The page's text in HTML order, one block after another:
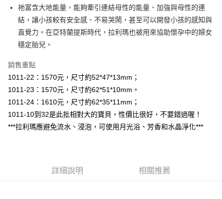
悠遊付
ATM付款
運送方式
全家取貨付款
每筆NT$80，滿NT$3,000(含以上)免運費
賣家宅配幫您送（台灣）
每筆NT$80，滿NT$3,000(含以上)免運費
祂富含大地能量，能夠牽引連結母性的能量、加強與母性的連
結，讓小孩較有安全感、不易哭鬧，甚至可以開發小孩的感知與
直覺力。在亞特蘭提斯時代，拉利瑪也被用來協助懷孕中的婦女
穩定胎兒。
銷售重點
1011-22：1570元，尺寸約52*47*13mm；
1011-23：1570元，尺寸約62*51*10mm。
1011-24：1610元，尺寸約62*35*11mm；
1011-10到32是此批相對大的寶貝，性價比很好，不要錯過喔！
***拉利瑪應避免流水、浸泡，可使用月光浴、芳香和水晶淨化***
詳細說明 相關推薦